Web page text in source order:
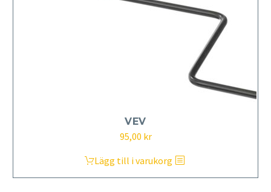
VEV
95,00 kr
Lägg till i varukorg